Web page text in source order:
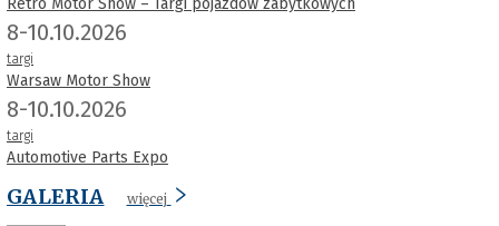
8-10.10.2026
targi
Warsaw Motor Show
8-10.10.2026
targi
Automotive Parts Expo
GALERIA więcej